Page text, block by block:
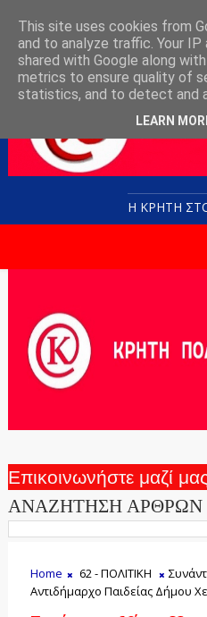
Η ΚΡΗΤΗ
Επικοινωνήστε μαζί
ΑΝΑΖΗΤΗΣΗ ΑΡΘΡΩΝ
Home 62 - ΠΟΛΙΤΙΚΗ
Αντιδήμαρχο Παιδείας Δήμου
This site uses cookies from
and to analyze traffic. Your
shared with Google along
metrics to ensure quality of
statistics, and to detect and
LEARN